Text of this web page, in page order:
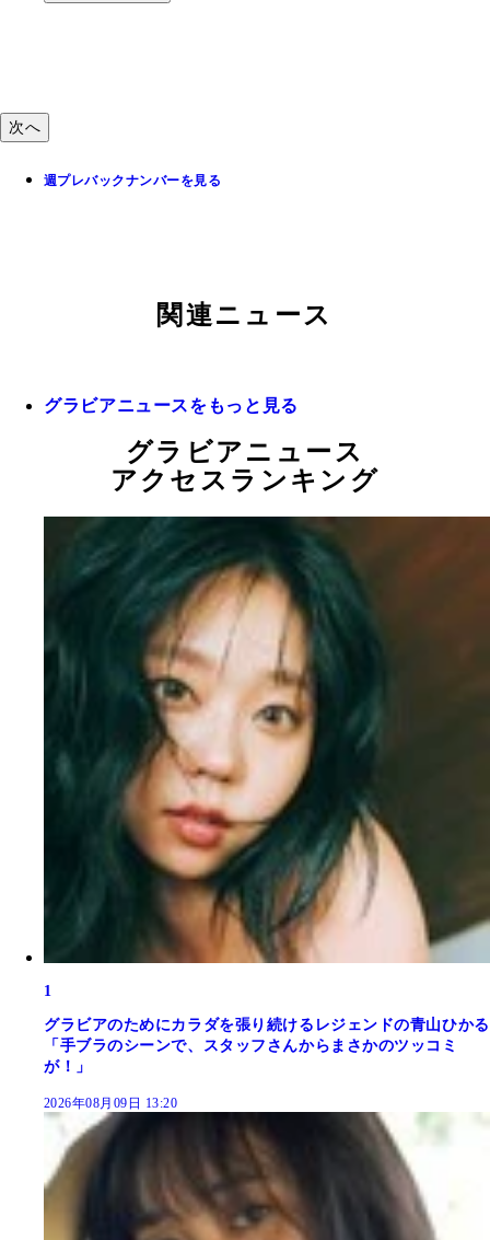
次へ
週プレバックナンバーを見る
関連ニュース
グラビアニュースをもっと見る
グラビアニュース
アクセスランキング
1
グラビアのためにカラダを張り続けるレジェンドの青山ひかる
「手ブラのシーンで、スタッフさんからまさかのツッコミ
が！」
2026年08月09日 13:20